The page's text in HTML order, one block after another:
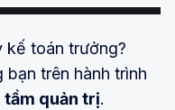
kế toán trưởng?
bạn trên hành trình
tầm quản trị.